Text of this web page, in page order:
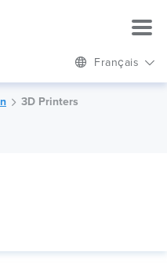
Français
3D Printers